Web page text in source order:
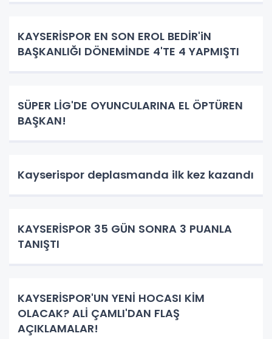
KAYSERİSPOR EN SON EROL BEDİR'iN
BAŞKANLIĞI DÖNEMİNDE 4'TE 4 YAPMIŞTI
SÜPER LİG'DE OYUNCULARINA EL ÖPTÜREN
BAŞKAN!
Kayserispor deplasmanda ilk kez kazandı
KAYSERİSPOR 35 GÜN SONRA 3 PUANLA
TANIŞTI
KAYSERİSPOR'UN YENİ HOCASI KİM
OLACAK? ALİ ÇAMLI'DAN FLAŞ
AÇIKLAMALAR!